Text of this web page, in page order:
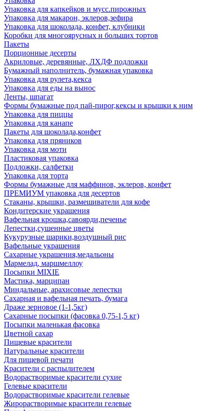
Упаковка для капкейков и мусс.пирожных
Упаковка для макарон, эклеров,зефира
Упаковка для шоколада, конфет, клубники
Коробки для многоярусных и больших тортов
Пакеты
Порционные десерты
Акриловые, деревянные, ЛХДФ подложки
Бумажный наполнитель, бумажная упаковка
Упаковка для рулета,кекса
Упаковка для еды на вынос
Ленты, шпагат
Формы бумажные под пай-пирог,кексы и крышки к ним
Упаковка для пиццы
Упаковка для канапе
Пакеты для шоколада,конфет
Упаковка для пряников
Упаковка для моти
Пластиковая упаковка
Подложки, салфетки
Упаковка для торта
Формы бумажные для маффинов, эклеров, конфет
ПРЕМИУМ упаковка для десертов
Стаканы, крышки, размешиватели для кофе
Кондитерские украшения
Вафельная крошка,савоярди,печенье
Лепестки,сушенные цветы
Кукурузные шарики,воздушный рис
Вафельные украшения
Сахарные украшения,медальоны
Мармелад, маршмеллоу
Посыпки MIXIE
Мастика, марципан
Миндальные, арахисовые лепестки
Сахарная и вафельная печать, бумага
Драже зерновое (1-1,5кг)
Сахарные посыпки (фасовка 0,75-1,5 кг)
Посыпки маленькая фасовка
Цветной сахар
Пищевые красители
Натуральные красители
Для пищевой печати
Красители с распылителем
Водорастворимые красители сухие
Гелевые красители
Водорастворимые красители гелевые
Жирорастворимые красители гелевые